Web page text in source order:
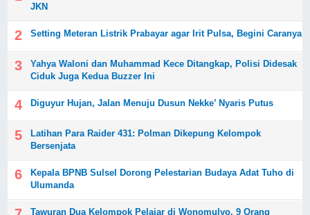
JKN
Setting Meteran Listrik Prabayar agar Irit Pulsa, Begini Caranya
Yahya Waloni dan Muhammad Kece Ditangkap, Polisi Didesak
Ciduk Juga Kedua Buzzer Ini
Diguyur Hujan, Jalan Menuju Dusun Nekke’ Nyaris Putus
Latihan Para Raider 431: Polman Dikepung Kelompok
Bersenjata
Kepala BPNB Sulsel Dorong Pelestarian Budaya Adat Tuho di
Ulumanda
Tawuran Dua Kelompok Pelajar di Wonomulyo, 9 Orang